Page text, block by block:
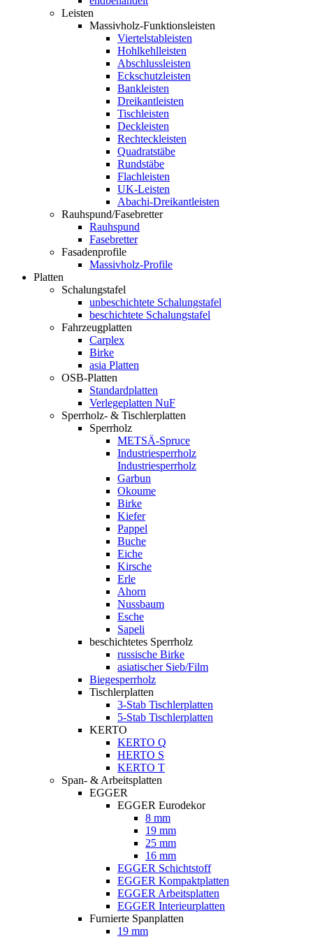
Leisten
Massivholz-Funktionsleisten
Viertelstableisten
Hohlkehlleisten
Abschlussleisten
Eckschutzleisten
Bankleisten
Dreikantleisten
Tischleisten
Deckleisten
Rechteckleisten
Quadratstäbe
Rundstäbe
Flachleisten
UK-Leisten
Abachi-Dreikantleisten
Rauhspund/Fasebretter
Rauhspund
Fasebretter
Fasadenprofile
Massivholz-Profile
Platten
Schalungstafel
unbeschichtete Schalungstafel
beschichtete Schalungstafel
Fahrzeugplatten
Carplex
Birke
asia Platten
OSB-Platten
Standardplatten
Verlegeplatten NuF
Sperrholz- & Tischlerplatten
Sperrholz
METSÄ-Spruce
Industriesperrholz
Industriesperrholz
Garbun
Okoume
Birke
Kiefer
Pappel
Buche
Eiche
Kirsche
Erle
Ahorn
Nussbaum
Esche
Sapeli
beschichtetes Sperrholz
russische Birke
asiatischer Sieb/Film
Biegesperrholz
Tischlerplatten
3-Stab Tischlerplatten
5-Stab Tischlerplatten
KERTO
KERTO Q
HERTO S
KERTO T
Span- & Arbeitsplatten
EGGER
EGGER Eurodekor
8 mm
19 mm
25 mm
16 mm
EGGER Schichtstoff
EGGER Kompaktplatten
EGGER Arbeitsplatten
EGGER Interieurplatten
Furnierte Spanplatten
19 mm